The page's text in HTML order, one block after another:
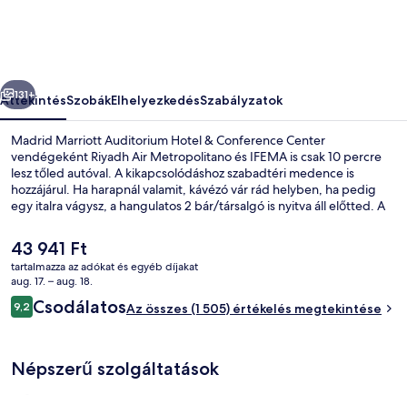
képgalériája
Következő
131+
ÁttekintésSzobákElhelyezkedésSzabályzatok
Madrid Marriott Auditorium Hotel & Conference Center
vendégeként Riyadh Air Metropolitano és IFEMA is csak 10 percre
lesz tőled autóval. A kikapcsolódáshoz szabadtéri medence is
hozzájárul. Ha harapnál valamit, kávézó vár rád helyben, ha pedig
egy italra vágysz, a hangulatos 2 bár/társalgó is nyitva áll előtted. A
transzferjárat és 24 órában nyitva tartó fitneszterem előnyeit is
élvezhetik. Más utazók nagyszerű véleménnyel vannak a szálláshely
következő jellemzőiről: kényelmes ágyak és segítőkész személyzet.
A
jelenlegi
ár
43 941 Ft
43 941 Ft
tartalmazza az adókat és egyéb díjakat
aug. 17. – aug. 18.
Értékelések
9,29,2 ennyiből: 10
CsodálatosAz összes (1 505) értékelés megtekintése
Népszerű szolgáltatások